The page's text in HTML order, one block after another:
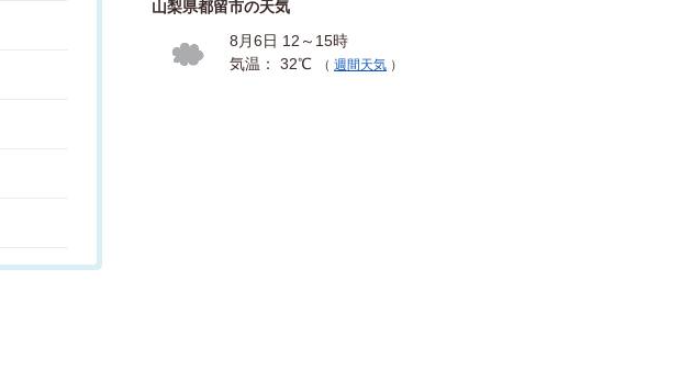
山梨県都留市の天気
8月6日 12～15時
気温： 32℃
（ 週間天気 ）